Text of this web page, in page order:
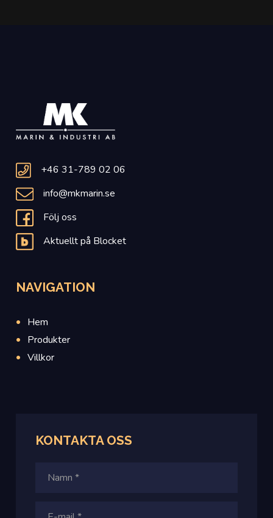
+46 31-789 02 06
info@mkmarin.se
Följ oss
Aktuellt på Blocket
NAVIGATION
Hem
Produkter
Villkor
KONTAKTA OSS